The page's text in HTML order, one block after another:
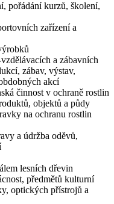
pořádání kurzů, školení,
zařízení a
a zábavních
zábav, výstav,
akcí
činnost v ochraně rostlin
objektů a půdy
na ochranu rostlin
a údržba oděvů,
lesních dřevin
předmětů kulturní
optických přístrojů a